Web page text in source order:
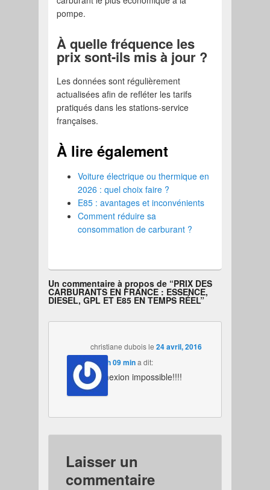
pompe.
À quelle fréquence les
prix sont-ils mis à jour ?
Les données sont régulièrement
actualisées afin de refléter les tarifs
pratiqués dans les stations-service
françaises.
À lire également
Voiture électrique ou thermique en
2026 : quel choix faire ?
E85 : avantages et inconvénients
Comment réduire sa
consommation de carburant ?
Un commentaire à propos de “PRIX DES
CARBURANTS EN FRANCE : ESSENCE,
DIESEL, GPL ET E85 EN TEMPS RÉEL”
christiane duboisle24 avril, 2016
à 14 h 09 mina dit:
connexion impossible!!!!
Laisser un
commentaire